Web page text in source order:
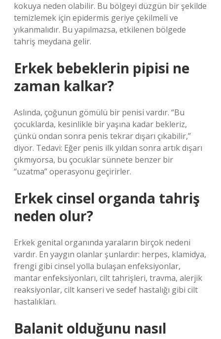
kokuya neden olabilir. Bu bölgeyi düzgün bir şekilde
temizlemek için epidermis geriye çekilmeli ve
yıkanmalıdır. Bu yapılmazsa, etkilenen bölgede
tahriş meydana gelir.
Erkek bebeklerin pipisi ne
zaman kalkar?
Aslında, çoğunun gömülü bir penisi vardır. “Bu
çocuklarda, kesinlikle bir yaşına kadar bekleriz,
çünkü ondan sonra penis tekrar dışarı çıkabilir,”
diyor. Tedavi: Eğer penis ilk yıldan sonra artık dışarı
çıkmıyorsa, bu çocuklar sünnete benzer bir
“uzatma” operasyonu geçirirler.
Erkek cinsel organda tahriş
neden olur?
Erkek genital organında yaraların birçok nedeni
vardır. En yaygın olanlar şunlardır: herpes, klamidya,
frengi gibi cinsel yolla bulaşan enfeksiyonlar,
mantar enfeksiyonları, cilt tahrişleri, travma, alerjik
reaksiyonlar, cilt kanseri ve sedef hastalığı gibi cilt
hastalıkları.
Balanit olduğunu nasıl